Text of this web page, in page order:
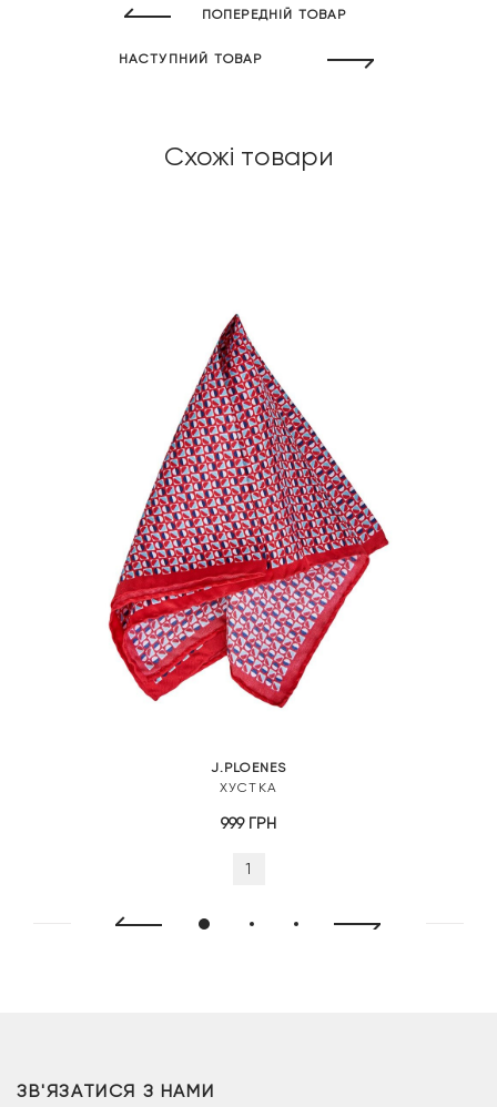
ПОПЕРЕДНІЙ ТОВАР
НАСТУПНИЙ ТОВАР
Схожі товари
J.PLOENES
ХУСТКА
999 ГРН
1
ЗВ'ЯЗАТИСЯ З НАМИ